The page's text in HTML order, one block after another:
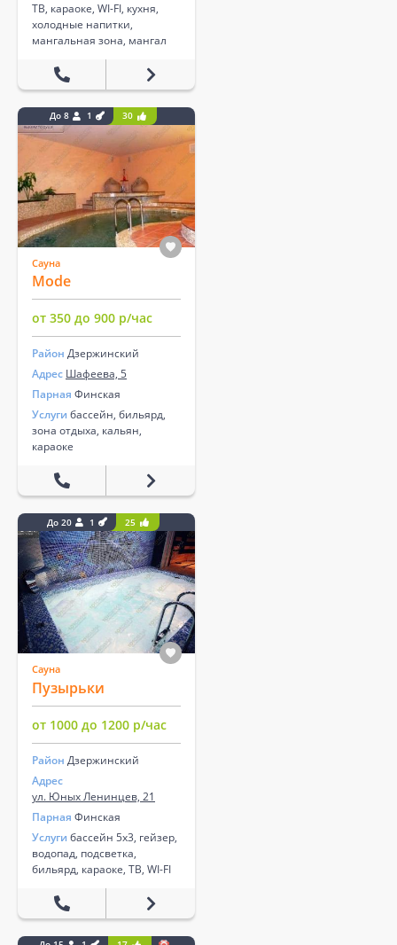
ТВ, караоке, WI-FI, кухня,
холодные напитки,
мангальная зона, мангал
До 8 1 30
Сауна
Mode
от 350 до 900 р/час
Район Дзержинский
Адрес Шафеева, 5
Парная Финская
Услуги бассейн, бильярд,
зона отдыха, кальян,
караоке
До 20 1 25
Сауна
Пузырьки
от 1000 до 1200 р/час
Район Дзержинский
Адрес
ул. Юных Ленинцев, 21
Парная Финская
Услуги бассейн 5х3, гейзер,
водопад, подсветка,
бильярд, караоке, ТВ, WI-FI